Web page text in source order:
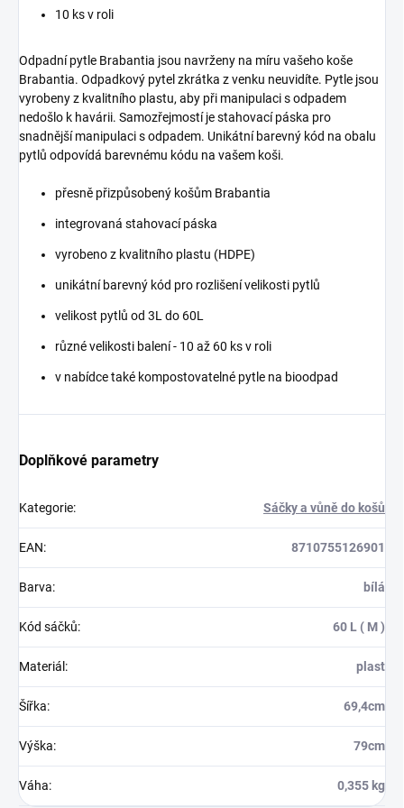
10 ks v roli
Odpadní pytle Brabantia jsou navrženy na míru vašeho koše
Brabantia. Odpadkový pytel zkrátka z venku neuvidíte. Pytle jsou
vyrobeny z kvalitního plastu, aby při manipulaci s odpadem
nedošlo k havárii. Samozřejmostí je stahovací páska pro
snadnější manipulaci s odpadem. Unikátní barevný kód na obalu
pytlů odpovídá barevnému kódu na vašem koši.
přesně přizpůsobený košům Brabantia
integrovaná stahovací páska
vyrobeno z kvalitního plastu (HDPE)
unikátní barevný kód pro rozlišení velikosti pytlů
velikost pytlů od 3L do 60L
různé velikosti balení - 10 až 60 ks v roli
v nabídce také kompostovatelné pytle na bioodpad
Doplňkové parametry
Kategorie: Sáčky a vůně do košů
EAN: 8710755126901
Barva: bílá
Kód sáčků: 60 L ( M )
Materiál : plast
Šířka: 69,4cm
Výška: 79cm
Váha: 0,355 kg